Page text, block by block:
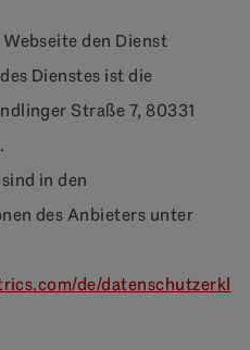
den Dienst
Dienstes ist die
Straße 7, 80331
in den
des Anbieters unter
de/datenschutzerkl